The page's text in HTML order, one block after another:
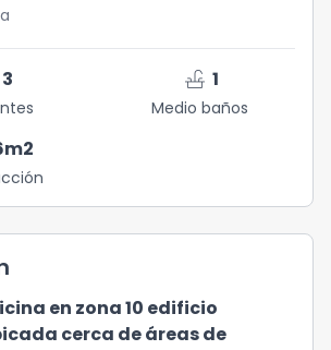
3 faucet 1
Medio baños
m2
en zona 10 edificio
cerca de áreas de